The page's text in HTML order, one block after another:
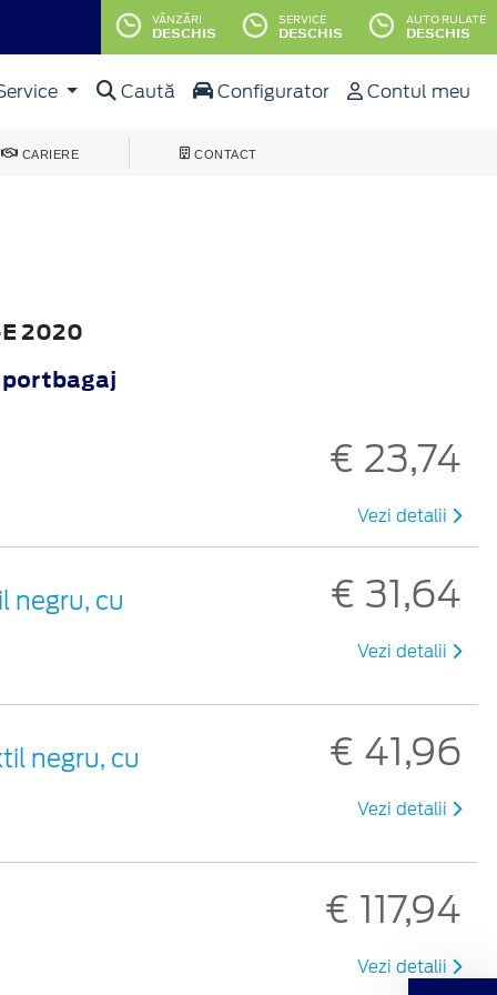
VÂNZĂRI
DESCHIS
SERVICE
DESCHIS
AUTO RULATE
DESCHIS
Caută Configurator Contul meu
CARIERE CONTACT
2020
€ 23,74
Vezi detalii
negru, cu
€ 31,64
Vezi detalii
negru, cu
€ 41,96
Vezi detalii
€ 117,94
Vezi detalii